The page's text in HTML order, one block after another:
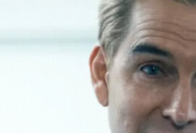
¿Todavía
carácter inicial), pero
o caracteres
He leído y
de
Registrarse en